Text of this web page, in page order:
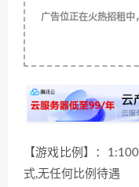
广告位正在火热招租中
【游戏比例】：
式,无任何比例待遇